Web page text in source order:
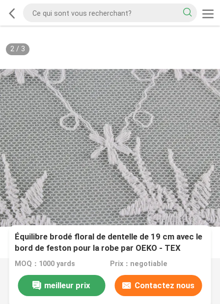
2/ 3
Équilibre brodé floral de dentelle de 19 cm avec le
bord de feston pour la robe par OEKO - TEX
MOQ：1000 yards Prix：negotiable
meilleur prix Contactez nous